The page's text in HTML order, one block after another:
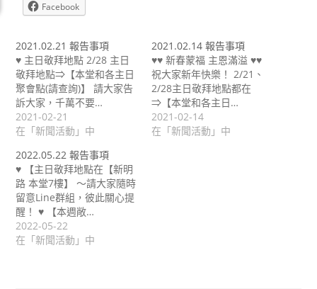
Facebook
2021.02.21 報告事項
♥ 主日敬拜地點 2/28 主日
敬拜地點⇒【本堂和各主日
聚會點(請查詢)】 請大家告
訴大家，千萬不要…
2021-02-21
在「新聞活動」中
2021.02.14 報告事項
♥♥ 新春蒙福 主恩滿溢 ♥♥
祝大家新年快樂！ 2/21、
2/28主日敬拜地點都在
⇒【本堂和各主日…
2021-02-14
在「新聞活動」中
2022.05.22 報告事項
♥ 【主日敬拜地點在【新明
路 本堂7樓】 ～請大家隨時
留意Line群組，彼此關心提
醒！ ♥ 【本週敞…
2022-05-22
在「新聞活動」中